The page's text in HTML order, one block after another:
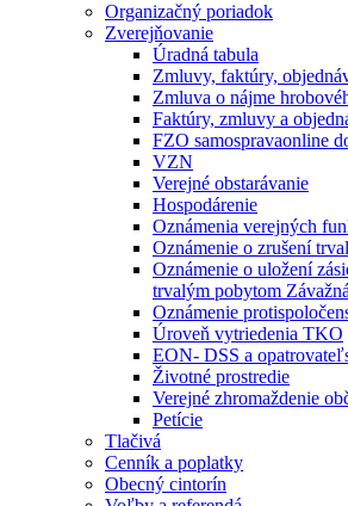
Organizačný poriadok
Zverejňovanie
Úradná tabula
Zmluvy, faktúry,
Zmluva o nájme
Faktúry, zmluvy a
FZO samospravaonline
VZN
Verejné obstarávanie
Hospodárenie
Oznámenia verejných
Oznámenie o zrušení
Oznámenie o uložení
trvalým pobytom
Oznámenie
Úroveň vytriedenia TKO
EON- DSS a
Životné prostredie
Verejné zhromaždenie
Petície
Tlačivá
Cenník a poplatky
Obecný cintorín